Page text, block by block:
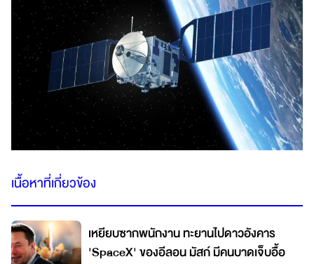
เนื้อหาที่เกี่ยวข้อง
เหยียบซากพนักงาน ทะยานไปดาวอังคาร
'SpaceX' ของอีลอน มัสก์ มีคนบาดเจ็บอื้อ